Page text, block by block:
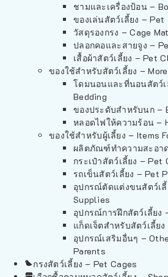
ชามและเครื่องป้อน –
ของเล่นสัตว์เลี้ยง – Pet
วัสดุรองกรง – Cage
ปลอกคอและสายจูง –
เสื้อผ้าสัตว์เลี้ยง – Pet
ของใช้สำหรับสัตว์เลี้ยง –
โดมนอนและที่นอนสัตว์
Bedding
ของประดับสำหรับนก –
หลอดไฟให้ความร้อน –
ของใช้สำหรับผู้เลี้ยง – Items
ผลิตภัณฑ์ทำความสะอา
กระเป๋าสัตว์เลี้ยง – Pet
รถเข็นสัตว์เลี้ยง – Pet
อุปกรณ์ตัดแต่งขนสัตว์เลี้
Supplies
อุปกรณ์การฝึกสัตว์เลี้ยง
แก็ดเจ็ตสำหรับสัตว์เลี้ย
อุปกรณ์เสริมอื่นๆ –
Parents
กรงสัตว์เลี้ยง – Pet Cages